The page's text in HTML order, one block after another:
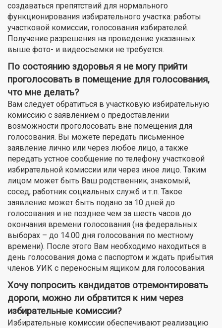
создаваться препятствий для нормального
функционирования избирательного участка: работы
участковой комиссии, голосования избирателей.
Получение разрешения на проведение указанных
выше фото- и видеосъемки не требуется.
По состоянию здоровья я не могу прийти
проголосовать в помещение для голосования,
что мне делать?
Вам следует обратиться в участковую избирательную
комиссию с заявлением о предоставлении
возможности проголосовать вне помещения для
голосования. Вы можете передать письменное
заявление лично или через любое лицо, а также
передать устное сообщение по телефону участковой
избирательной комиссии или через иное лицо. Таким
лицом может быть Ваш родственник, знакомый,
сосед, работник социальных служб и т.п. Такое
заявление может быть подано за 10 дней до
голосования и не позднее чем за шесть часов до
окончания времени голосования (на федеральных
выборах – до 14.00 дня голосования по местному
времени). После этого Вам необходимо находиться в
день голосования дома с паспортом и ждать прибытия
членов УИК с переносным ящиком для голосования.
Хочу попросить кандидатов отремонтировать
дороги, можно ли обратится к ним через
избирательные комиссии?
Избирательные комиссии обеспечивают реализацию